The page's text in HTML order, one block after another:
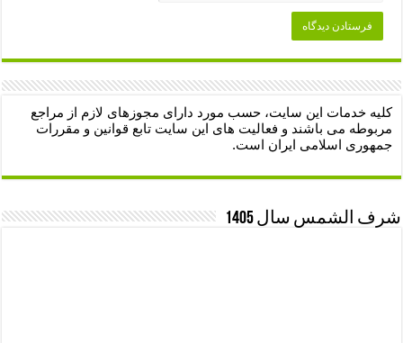
کلیه خدمات این سایت، حسب مورد دارای مجوزهای لازم از مراجع
مربوطه می باشند و فعالیت های این سایت تابع قوانین و مقررات
جمهوری اسلامی ایران است.
شرف الشمس سال 1405